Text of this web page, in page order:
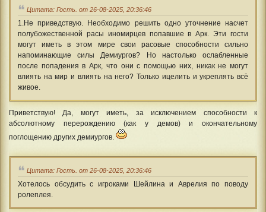
Цитата: Гость. от 26-08-2025, 20:36:46
1.Не приведствую. Необходимо решить одно уточнение насчет
полубожественной расы иномирцев попавшие в Арк. Эти гости
могут иметь в этом мире свои расовые способности сильно
напоминающие силы Демиургов? Но настолько ослабленные
после попадения в Арк, что они с помощью них, никак не могут
влиять на мир и влиять на него? Только ицелить и укреплять всё
живое.
Приветствую! Да, могут иметь, за исключением способности к
абсолютному перерождению (как у демов) и окончательному
поглощению других демиургов.
Цитата: Гость. от 26-08-2025, 20:36:46
Хотелось обсудить с игроками Шейлина и Аврелия по поводу
ролеплея.